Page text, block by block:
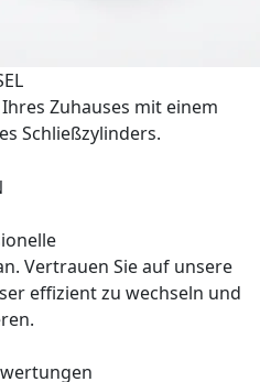
Zuhauses mit einem
Schließzylinders.
Vertrauen Sie auf unsere
effizient zu wechseln und